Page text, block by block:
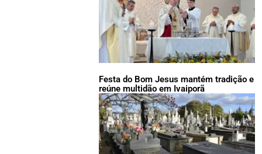
Festa do Bom Jesus mantém tradição e
reúne multidão em Ivaiporã